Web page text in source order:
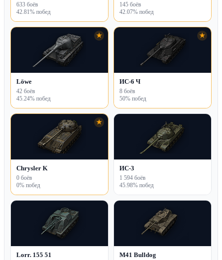
633 боёв
42.81% побед
145 боёв
42.07% побед
★
Löwe
42 боёв
45.24% побед
★
ИС-6 Ч
8 боёв
50% побед
★
Chrysler K
0 боёв
0% побед
ИС-3
1 594 боёв
45.98% побед
Lorr. 155 51 M41 Bulldog